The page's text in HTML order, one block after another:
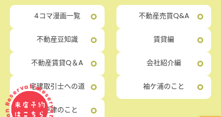
来店予約
はこちら
4コマ漫画一覧 不動産売買Q&A
不動産豆知識 賃貸編
不動産賃貸Q＆A 会社紹介編
宅建取引士への道 袖ケ浦のこと
木更津のこと